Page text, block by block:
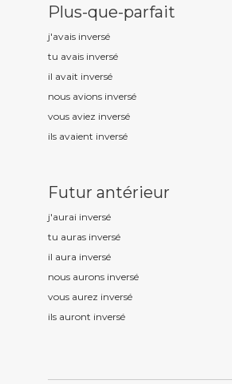
Plus-que-parfait
j'avais inversé
tu avais inversé
il avait inversé
nous avions inversé
vous aviez inversé
ils avaient inversé
Futur antérieur
j'aurai inversé
tu auras inversé
il aura inversé
nous aurons inversé
vous aurez inversé
ils auront inversé